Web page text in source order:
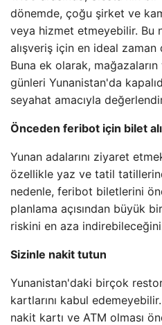
dönemde, çoğu şirket ve
veya hizmet etmeyebilir. Bu
alışveriş için en ideal
Buna ek olarak,
günleri Yunanistan'da
seyahat amacıyla
Önceden feribot için bilet
Yunan adalarını ziyaret
özellikle yaz ve tatil
nedenle, feribot biletlerini
planlama açısından büyük
riskini en aza
Sizinle nakit tutun
Yunanistan'daki birçok
kartlarını kabul
nakit kartı ve ATM olması